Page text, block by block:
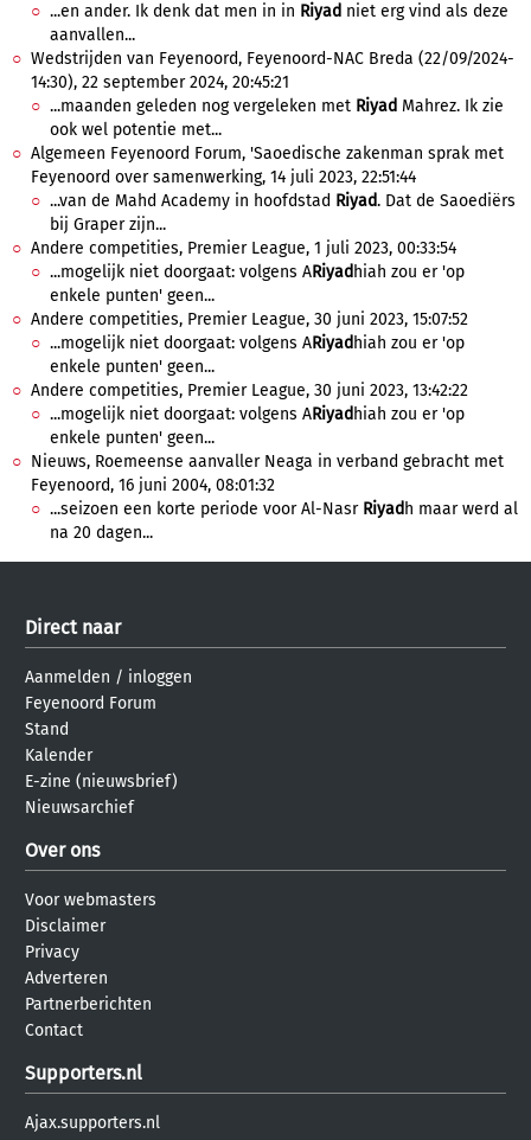
...en ander. Ik denk dat men in in Riyad niet erg vind als deze
aanvallen...
Wedstrijden van Feyenoord, Feyenoord-NAC Breda (22/09/2024-
14:30), 22 september 2024, 20:45:21
...maanden geleden nog vergeleken met Riyad Mahrez. Ik zie
ook wel potentie met...
Algemeen Feyenoord Forum, 'Saoedische zakenman sprak met
Feyenoord over samenwerking, 14 juli 2023, 22:51:44
...van de Mahd Academy in hoofdstad Riyad. Dat de Saoediërs
bij Graper zijn...
Andere competities, Premier League, 1 juli 2023, 00:33:54
...mogelijk niet doorgaat: volgens ARiyad hiah zou er 'op
enkele punten' geen...
Andere competities, Premier League, 30 juni 2023, 15:07:52
...mogelijk niet doorgaat: volgens ARiyad hiah zou er 'op
enkele punten' geen...
Andere competities, Premier League, 30 juni 2023, 13:42:22
...mogelijk niet doorgaat: volgens ARiyad hiah zou er 'op
enkele punten' geen...
Nieuws, Roemeense aanvaller Neaga in verband gebracht met
Feyenoord, 16 juni 2004, 08:01:32
...seizoen een korte periode voor Al-Nasr Riyad h maar werd al
na 20 dagen...
Direct naar
Aanmelden / inloggen
Feyenoord Forum
Stand
Kalender
E-zine (nieuwsbrief)
Nieuwsarchief
Over ons
Voor webmasters
Disclaimer
Privacy
Adverteren
Partnerberichten
Contact
Supporters.nl
Ajax.supporters.nl